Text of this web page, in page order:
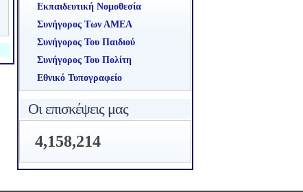
Εκπαιδευτική Νομοθεσία
Συνήγορος Των ΑΜΕΑ
Συνήγορος Του Παιδιού
Συνήγορος Του Πολίτη
Εθνικό Τυπογραφείο
Οι επισκέψεις μας
4,158,214